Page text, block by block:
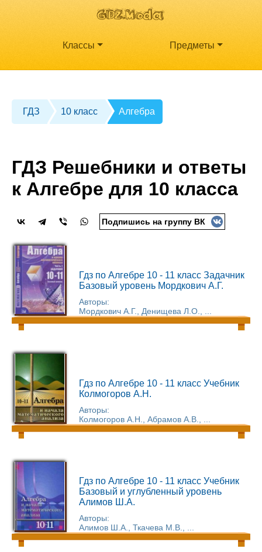
Классы Предметы
ГДЗ 10 класс Алгебра
ГДЗ Решебники и ответы
к Алгебре для 10 класса
Подпишись на группу ВК
Гдз по Алгебре 10 - 11 класс Задачник
Базовый уровень Мордкович А.Г.
Авторы:
Мордкович А.Г., Денищева Л.О., ...
Гдз по Алгебре 10 - 11 класс Учебник
Колмогоров А.Н.
Авторы:
Колмогоров А.Н., Абрамов А.В., ...
Гдз по Алгебре 10 - 11 класс Учебник
Базовый и углубленный уровень
Алимов Ш.А.
Авторы:
Алимов Ш.А., Ткачева М.В., ...